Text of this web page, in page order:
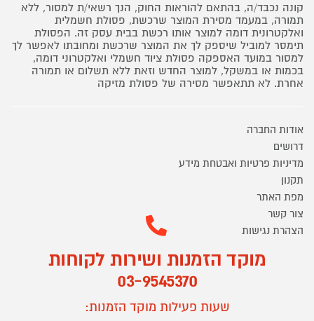
קונה נכבד/ה, בהתאם להוראות החוק, הנך רשאי/ת למסור, ללא
תמורה, במעמד מסירת המוצר שרכשת, פסולת חשמלית
ואלקטרונית דומה למוצר אותו רכשת בבית עסק זה. הפסולת
תימסר למוביל שיספק לך את המוצר שרכשת ומחובתו לאפשר לך
למסור במועד האספקה פסולת ציוד חשמלי ואלקטרוני דומה,
בכמות או במשקל, למוצר החדש וזאת ללא תשלום או תמורה
אחרת. לא תתאפשר מסירה של פסולת מזיקה
אודות החברה
דרושים
מדיניות פרטיות ואבטחת מידע
תקנון
מפת האתר
צור קשר
הצהרת נגישות
מוקד הזמנות ושירות לקוחות
03-9545370
שעות פעילות מוקד הזמנות: